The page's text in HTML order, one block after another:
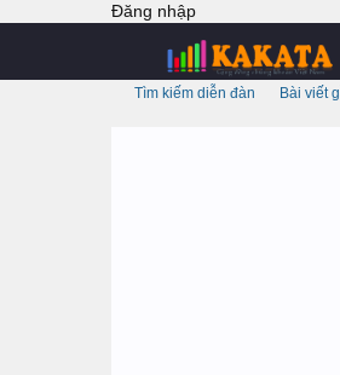
Đăng nhập
Tìm kiếm diễn đàn Bài viết